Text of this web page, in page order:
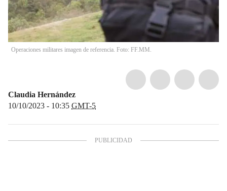
Operaciones militares imagen de referencia. Foto: FF.MM.
Claudia Hernández
10/10/2023 - 10:35 GMT-5